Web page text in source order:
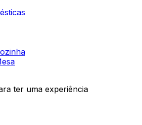
ter uma experiência